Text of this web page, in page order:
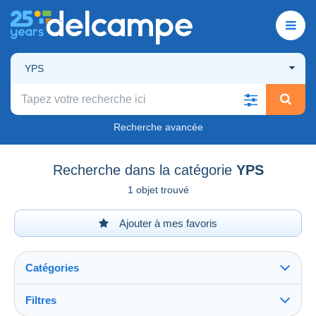
YPS
Recherche avancée
Recherche dans la catégorie YPS
1 objet trouvé
Ajouter à mes favoris
Catégories
Filtres